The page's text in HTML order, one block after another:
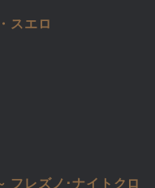
スエロ
フレズノ･ナイトクロ